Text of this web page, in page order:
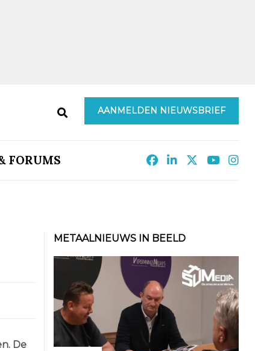
AANMELDEN NIEUWSBRIEF
FORUMS
De
METAALNIEUWS IN BEELD